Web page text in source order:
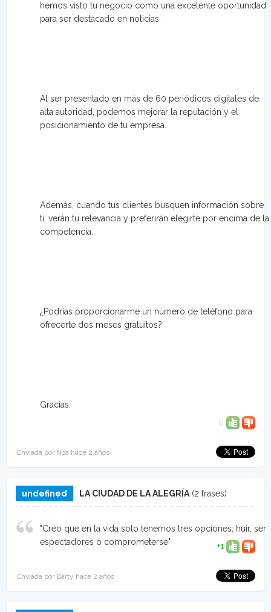
hemos visto tu negocio como una excelente oportunidad
para ser destacado en noticias.
Al ser presentado en más de 60 periódicos digitales de
alta autoridad, podemos mejorar la reputación y el
posicionamiento de tu empresa.
Además, cuando tus clientes busquen información sobre
ti, verán tu relevancia y preferirán elegirte por encima de la
competencia.
¿Podrías proporcionarme un número de teléfono para
ofrecerte dos meses gratuitos?
Gracias.
0
Enviada por Noa hace 2 años
undefined LA CIUDAD DE LA ALEGRÍA (2 frases)
"Creo que en la vida solo tenemos tres opciones; huir, ser
espectadores o comprometerse"
+1
Enviada por Barty hace 2 años